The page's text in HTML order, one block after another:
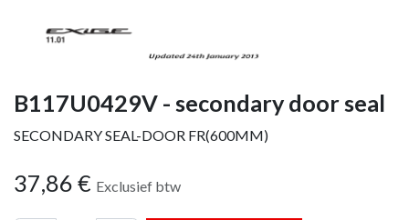
B117U0429V - secondary door seal
SECONDARY SEAL-DOOR FR(600MM)
37,86 € Exclusief btw